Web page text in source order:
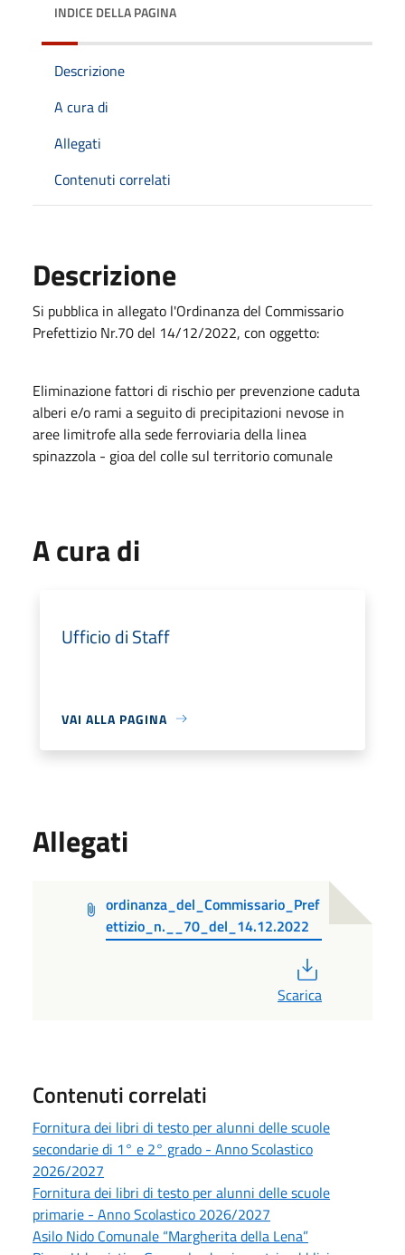
INDICE DELLA PAGINA
Descrizione
A cura di
Allegati
Contenuti correlati
Descrizione
Si pubblica in allegato l'Ordinanza del Commissario
Prefettizio Nr.70 del 14/12/2022, con oggetto:
Eliminazione fattori di rischio per prevenzione caduta
alberi e/o rami a seguito di precipitazioni nevose in
aree limitrofe alla sede ferroviaria della linea
spinazzola - gioa del colle sul territorio comunale
A cura di
Ufficio di Staff
VAI ALLA PAGINA
Allegati
ordinanza_del_Commissario_Pref
ettizio_n.__70_del_14.12.2022
Scarica
Contenuti correlati
Fornitura dei libri di testo per alunni delle scuole
secondarie di 1° e 2° grado - Anno Scolastico
2026/2027
Fornitura dei libri di testo per alunni delle scuole
primarie - Anno Scolastico 2026/2027
Asilo Nido Comunale “Margherita della Lena”